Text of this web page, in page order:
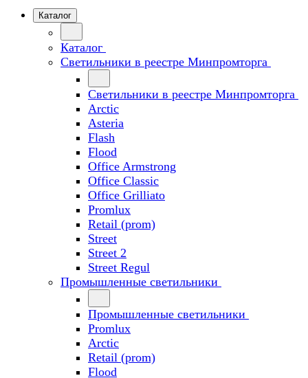
Каталог
Каталог
Светильники в реестре Минпромторга
Светильники в реестре Минпромторга
Arctic
Asteria
Flash
Flood
Office Armstrong
Office Classic
Office Grilliato
Promlux
Retail (prom)
Street
Street 2
Street Regul
Промышленные светильники
Промышленные светильники
Promlux
Arctic
Retail (prom)
Flood